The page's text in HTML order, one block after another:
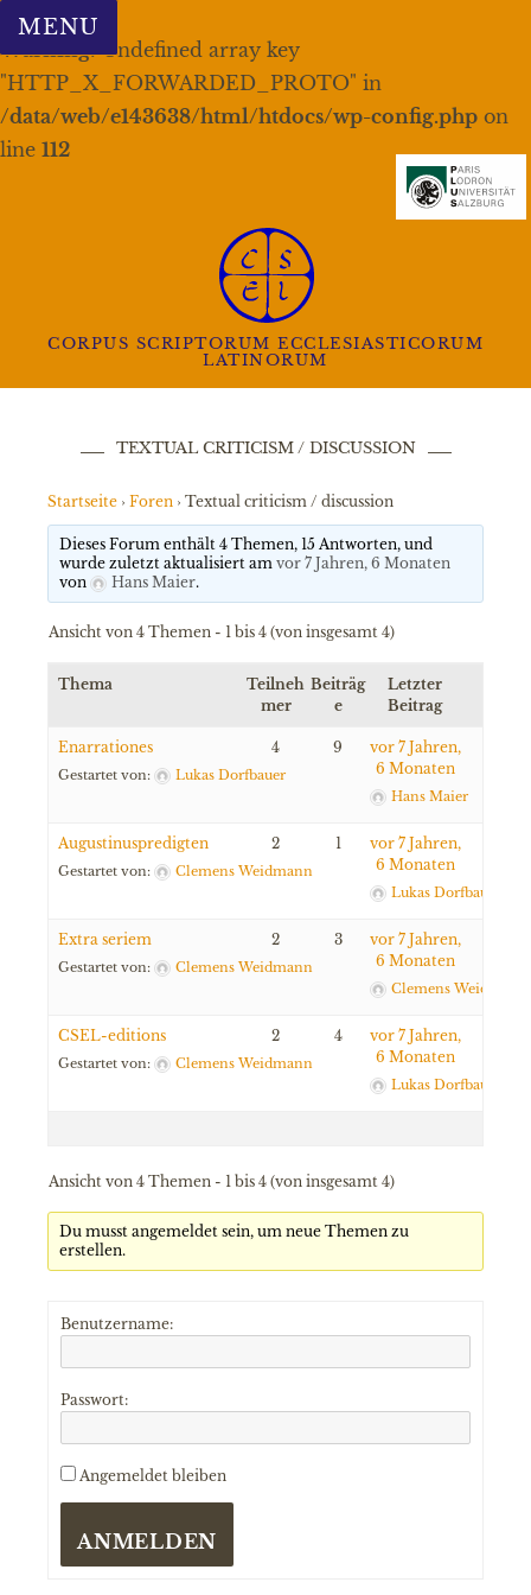
Warning: Undefined array key
"HTTP_X_FORWARDED_PROTO" in
/data/web/e143638/html/htdocs/wp-config.php on
line 112
CORPUS SCRIPTORUM ECCLESIASTICORUM
LATINORUM
MENU
TEXTUAL CRITICISM / DISCUSSION
Startseite › Foren › Textual criticism / discussion
Dieses Forum enthält 4 Themen, 15 Antworten, und
wurde zuletzt aktualisiert amvor 7 Jahren, 6 Monaten
von
Hans Maier.
Ansicht von 4 Themen - 1 bis 4 (von insgesamt 4)
Thema
Teilneh
mer
Beiträg
e
Letzter
Beitrag
Enarrationes
Gestartet von: Lukas Dorfbauer
4 9
vor 7 Jahren,
6 Monaten
Hans Maier
Augustinuspredigten
Gestartet von: Clemens Weidmann
2 1
vor 7 Jahren,
6 Monaten
Lukas Dorfbauer
Extra seriem
Gestartet von: Clemens Weidmann
2 3
vor 7 Jahren,
6 Monaten
Clemens Weidmann
CSEL-editions
Gestartet von: Clemens Weidmann
2 4
vor 7 Jahren,
6 Monaten
Lukas Dorfbauer
Ansicht von 4 Themen - 1 bis 4 (von insgesamt 4)
Du musst angemeldet sein, um neue Themen zu
erstellen.
Benutzername:
Passwort:
Angemeldet bleiben
ANMELDEN